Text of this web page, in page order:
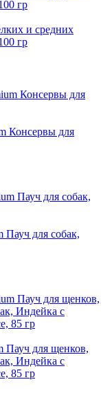
и средних
гр
Консервы для
Пауч для собак,
Пауч для щенков,
Индейка с
85 гр